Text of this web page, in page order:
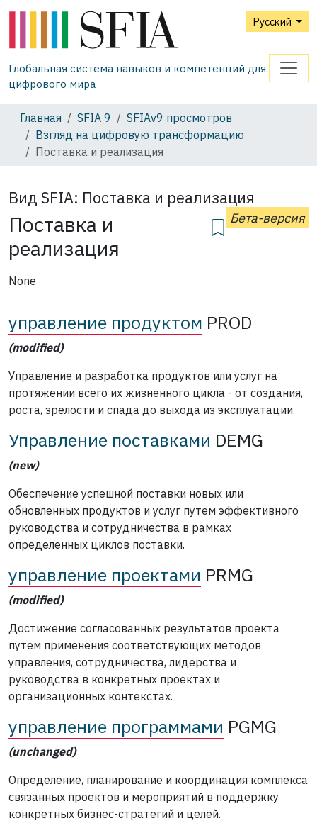
Русский
Глобальная система навыков и компетенций для
цифрового мира
Главная SFIA 9
SFIAv9 просмотров
Взгляд на цифровую трансформацию
Поставка и реализация
Вид SFIA: Поставка и реализация
Бета-версия
Поставка и
реализация
None
управление продуктом PROD
(modified)
Управление и разработка продуктов или услуг на
протяжении всего их жизненного цикла - от создания,
роста, зрелости и спада до выхода из эксплуатации.
Управление поставками DEMG
(new)
Обеспечение успешной поставки новых или
обновленных продуктов и услуг путем эффективного
руководства и сотрудничества в рамках
определенных циклов поставки.
управление проектами PRMG
(modified)
Достижение согласованных результатов проекта
путем применения соответствующих методов
управления, сотрудничества, лидерства и
руководства в конкретных проектах и
организационных контекстах.
управление программами PGMG
(unchanged)
Определение, планирование и координация комплекса
связанных проектов и мероприятий в поддержку
конкретных бизнес-стратегий и целей.